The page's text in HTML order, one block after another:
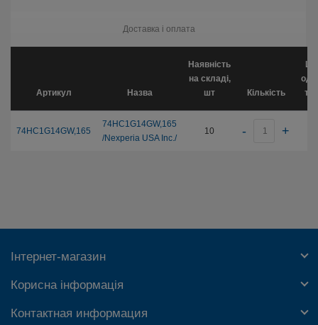
Доставка і оплата
Артикул Назва
Наявність
на складі,
шт
Кількість
74HC1G14GW,165
74HC1G14GW,165
/Nexperia USA Inc./
10 - +
Інтернет-магазин
Корисна інформація
Контактная информация